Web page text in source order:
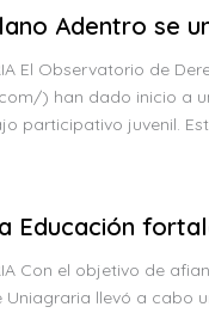
Adentro
El Observatorio de
) han dado inicio a
participativo juvenil.
Educación
Con el objetivo de
llevó a